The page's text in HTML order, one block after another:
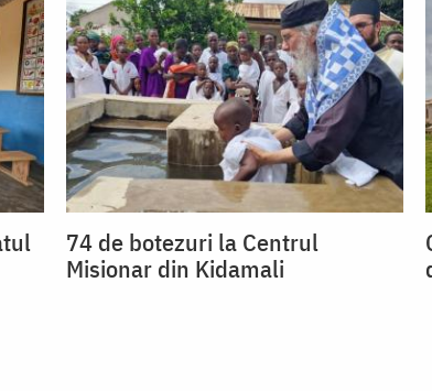
74 de botezuri la Centrul
Misionar din Kidamali